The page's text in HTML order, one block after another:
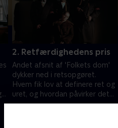
2. Retfærdighedens pris
Andet afsnit af 'Folkets dom'
dykker ned i retsopgøret.
Hvem fik lov at definere ret og
uret, og hvordan påvirker det
efterkommerne den dag i dag?